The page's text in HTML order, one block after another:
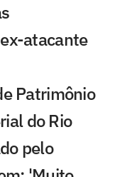
atacante
Patrimônio
do Rio
pelo